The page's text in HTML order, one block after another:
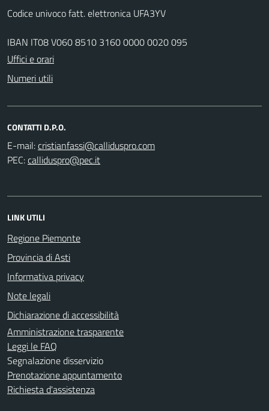
Codice univoco fatt. elettronica UFA3YV
IBAN IT08 V060 8510 3160 0000 0020 095
Uffici e orari
Numeri utili
CONTATTI D.P.O.
E-mail:
PEC:
LINK UTILI
Regione Piemonte
Provincia di Asti
Informativa privacy
Note legali
Dichiarazione di accessibilità
Amministrazione trasparente
Leggi le FAQ
Segnalazione disservizio
Prenotazione appuntamento
Richiesta d'assistenza